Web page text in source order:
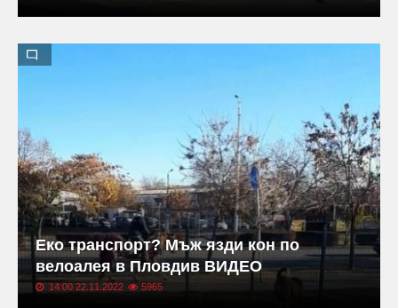
Еко транспорт? Мъж язди кон по
велоалея в Пловдив ВИДЕО
14:00 22.11.2022 5965